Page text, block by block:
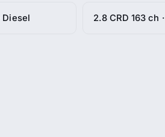
Diesel 2.8 CRD 163 ch